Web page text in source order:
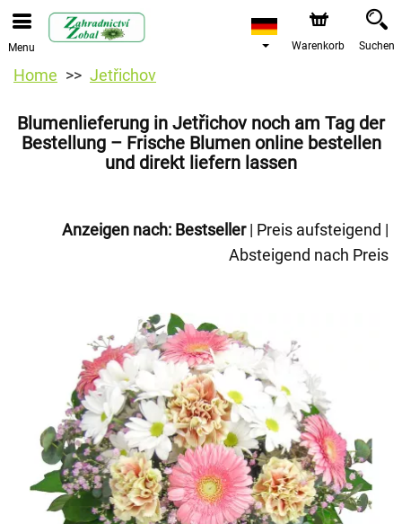
Menu Warenkorb Suchen
Home Jetřichov
Blumenlieferung in Jetřichov noch am Tag der
Bestellung – Frische Blumen online bestellen
und direkt liefern lassen
Anzeigen nach: Bestseller| Preis aufsteigend |
Absteigend nach Preis